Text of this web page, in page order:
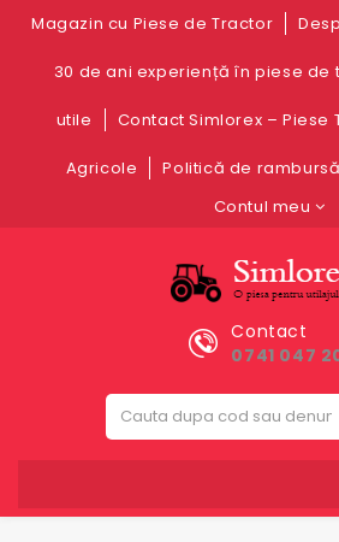
Magazin cu Piese de Tractor
30 de ani experiență în piese de
utile Contact Simlorex – Piese
Agricole
Politică de
Contul meu
Contact
0741 047